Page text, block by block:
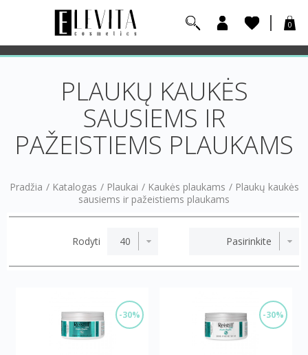
0
PLAUKŲ KAUKĖS
SAUSIEMS IR
PAŽEISTIEMS PLAUKAMS
Pradžia / Katalogas / Plaukai / Kaukės plaukams / Plaukų kaukės
sausiems ir pažeistiems plaukams
Rodyti
-30% -30%